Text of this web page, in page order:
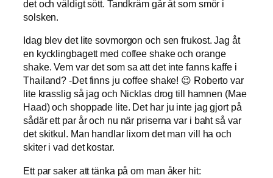
det och väldigt sött. Tandkräm går åt som smör i
solsken.
Idag blev det lite sovmorgon och sen frukost. Jag åt
en kycklingbagett med coffee shake och orange
shake. Vem var det som sa att det inte fanns kaffe i
Thailand? -Det finns ju coffee shake! 😉 Roberto var
lite krasslig så jag och Nicklas drog till hamnen (Mae
Haad) och shoppade lite. Det har ju inte jag gjort på
sådär ett par år och nu när priserna var i baht så var
det skitkul. Man handlar lixom det man vill ha och
skiter i vad det kostar.
Ett par saker att tänka på om man åker hit: